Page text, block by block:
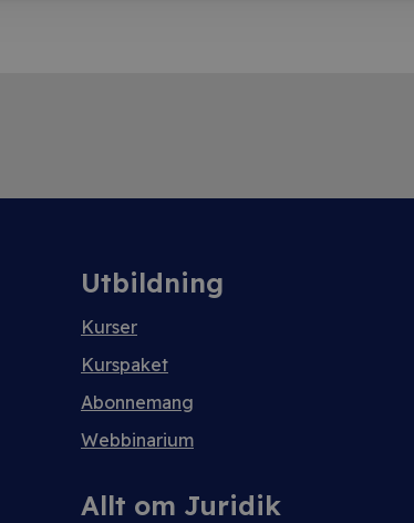
Utbildning
Kurser
Kurspaket
Abonnemang
Webbinarium
Allt om Juridik